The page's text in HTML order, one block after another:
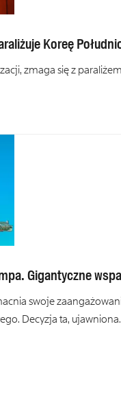
Koreę
zmaga się z
Gigantyczne
swoje
Decyzja ta,